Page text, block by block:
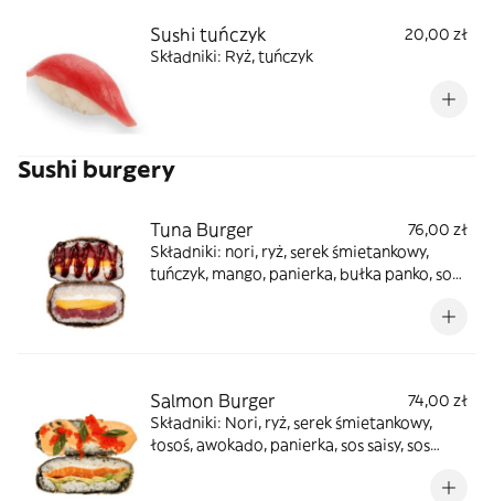
Sushi tuńczyk
20,00 zł
Składniki: Ryż, tuńczyk
Sushi burgery
Tuna Burger
76,00 zł
Składniki: nori, ryż, serek śmietankowy,
tuńczyk, mango, panierka, bułka panko, sos
Salmon Burger
74,00 zł
Składniki: Nori, ryż, serek śmietankowy,
łosoś, awokado, panierka, sos saisy, sos